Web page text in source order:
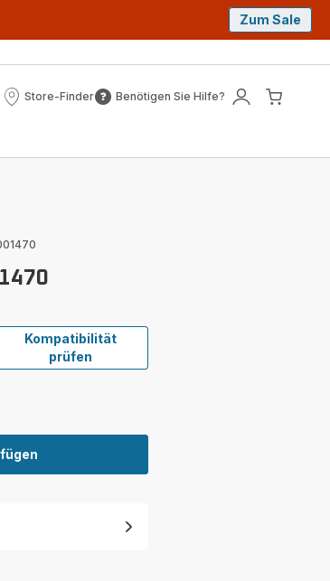
Zum Sale
Store-Finder
Store-
Benötigen Sie Hilfe?
Benötigen
Mein
Kompatibilität
prüfen